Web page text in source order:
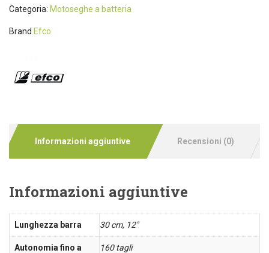
Categoria: Motoseghe a batteria
Brand Efco
Informazioni aggiuntive Recensioni (0)
Informazioni aggiuntive
Lunghezza barra 30 cm, 12"
Autonomia fino a 160 tagli